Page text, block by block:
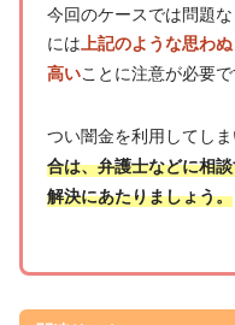
今回のケースでは問題
には上記のような思わ
高いことに注意が必要で
つい闇金を利用してし
合は、弁護士などに相
解決にあたりましょう。